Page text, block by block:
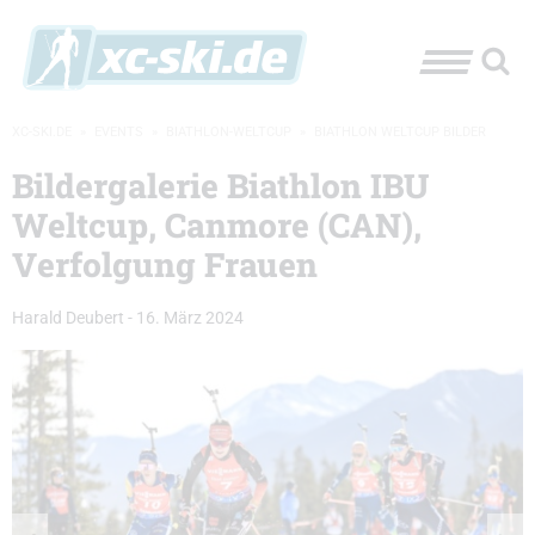
Bildergalerie Biathlon IBU
Weltcup, Canmore (CAN),
Verfolgung Frauen
Harald Deubert - 16. März 2024